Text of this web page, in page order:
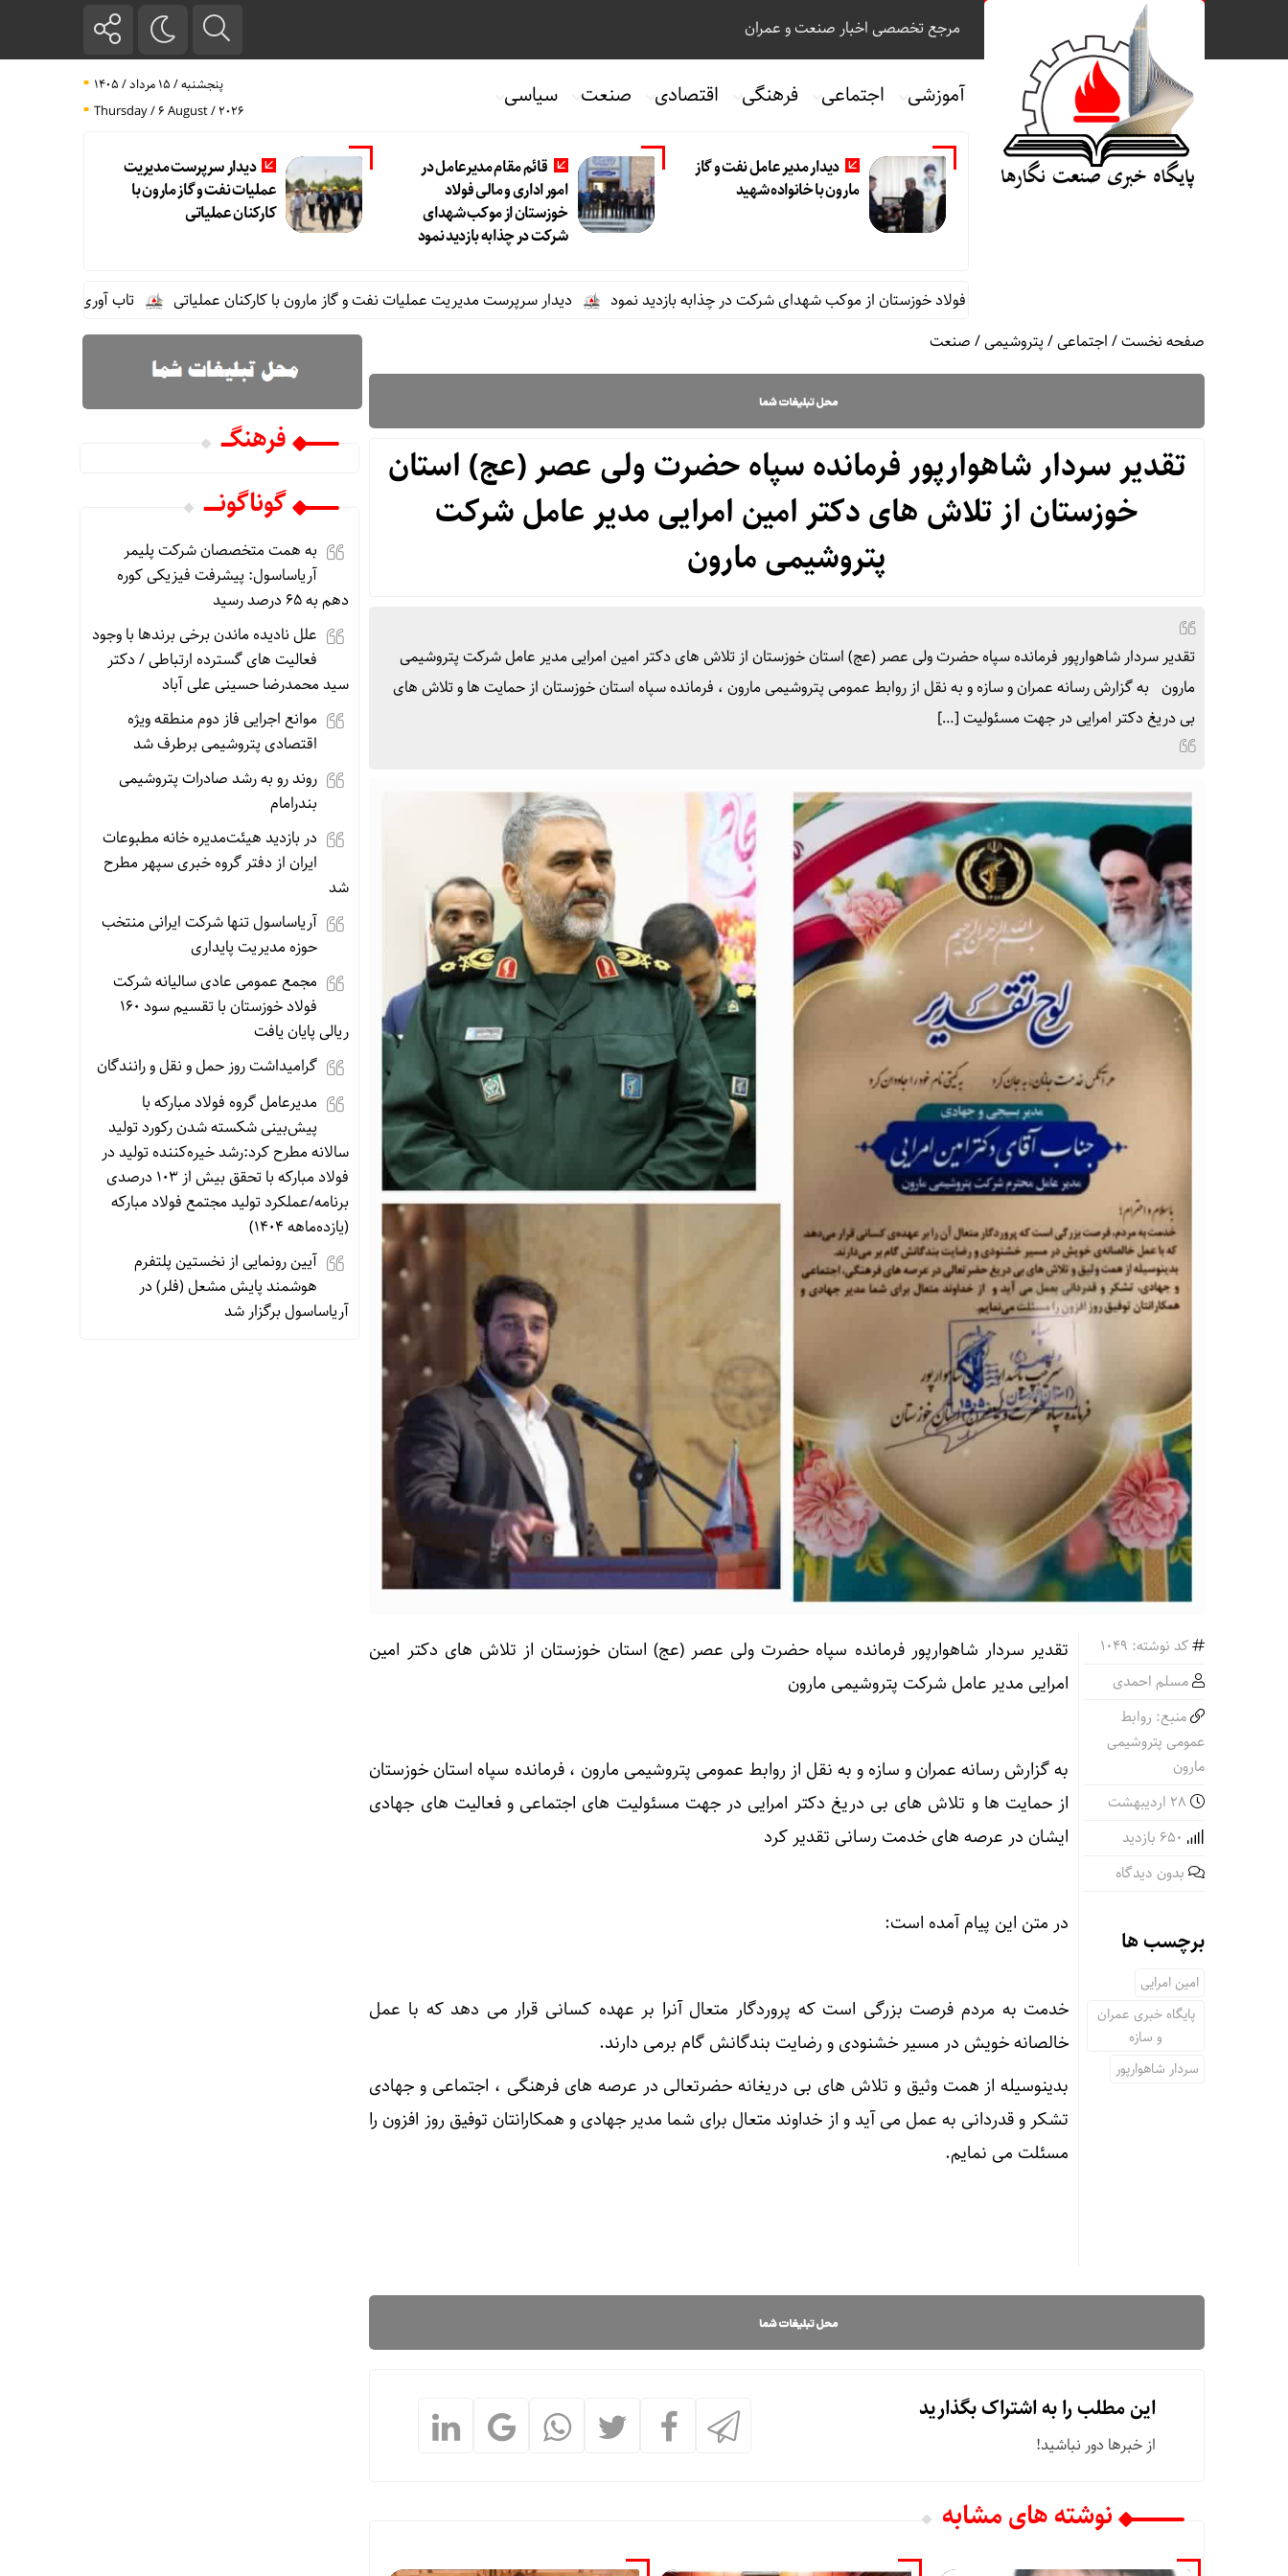
مرجع تخصصی اخبار صنعت و عمران
آموزشی اجتماعی فرهنگی اقتصادی صنعت سیاسی
پنجشنبه / ۱۵ مرداد / ۱۴۰۵
Thursday / 6 August / 2026
دیدار مدیر عامل نفت و گاز
مارون با خانواده شهید
قائم مقام مدیرعامل در
امور اداری و مالی فولاد
خوزستان از موکب شهدای
شرکت در چذابه بازدید نمود
دیدار سرپرست مدیریت
عملیات نفت و گاز مارون با
کارکنان عملیاتی
قائم مقام مدیرعامل در امور اداری و مالی فولاد خوزستان از موکب شهدای شرکت در چذابه بازدید نمود دیدار سرپرست مدیریت عملیات نفت و گاز مارون با کارکنان عملیاتی
تاب آوری، وجه تمایز تازه
صفحه نخست/اجتماعی/پتروشیمی/صنعت
تقدیر سردار شاهوارپور فرمانده سپاه حضرت ولی عصر (عج) استان
خوزستان از تلاش های دکتر امین امرایی مدیر عامل شرکت
پتروشیمی مارون
تقدیر سردار شاهوارپور فرمانده سپاه حضرت ولی عصر (عج) استان خوزستان از تلاش های دکتر امین امرایی مدیر عامل شرکت پتروشیمی
مارون به گزارش رسانه عمران و سازه و به نقل از روابط عمومی پتروشیمی مارون ، فرمانده سپاه استان خوزستان از حمایت ها و تلاش های
بی دریغ دکتر امرایی در جهت مسئولیت […]
کد نوشته: 1049
مسلم احمدی
منبع: روابط
عمومی پتروشیمی
مارون
بدون دیدگاه
برچسب ها
امین امرایی
پایگاه خبری عمران
و سازه
سردار شاهوارپور
تقدیر سردار شاهوارپور فرمانده سپاه حضرت ولی عصر (عج) استان خوزستان از تلاش های دکتر امین
امرایی مدیر عامل شرکت پتروشیمی مارون
به گزارش رسانه عمران و سازه و به نقل از روابط عمومی پتروشیمی مارون ، فرمانده سپاه استان خوزستان
از حمایت ها و تلاش های بی دریغ دکتر امرایی در جهت مسئولیت های اجتماعی و فعالیت های جهادی
ایشان در عرصه های خدمت رسانی تقدیر کرد
در متن این پیام آمده است:
خدمت به مردم فرصت بزرگی است که پروردگار متعال آنرا بر عهده کسانی قرار می دهد که با عمل
خالصانه خویش در مسیر خشنودی و رضایت بندگانش گام برمی دارند.
بدینوسیله از همت وثیق و تلاش های بی دریغانه حضرتعالی در عرصه های فرهنگی ، اجتماعی و جهادی
تشکر و قدردانی به عمل می آید و از خداوند متعال برای شما مدیر جهادی و همکارانتان توفیق روز افزون را
مسئلت می نمایم.
این مطلب را به اشتراک بگذارید
از خبرها دور نباشید!
نوشته های مشابه
فرهنگـــ
گوناگونـــــ
به همت متخصصان شرکت پلیمر
آریاساسول: پیشرفت فیزیکی کوره
دهم به ۶۵ درصد رسید
علل نادیده ماندن برخی برندها با وجود
فعالیت های گسترده ارتباطی / دکتر
سید محمدرضا حسینی علی آباد
موانع اجرایی فاز دوم منطقه ویژه
اقتصادی پتروشیمی برطرف شد
روند رو به رشد صادرات پتروشیمی
بندرامام
در بازدید هیئت‌مدیره خانه مطبوعات
ایران از دفتر گروه خبری سپهر مطرح
شد
آریاساسول تنها شرکت ایرانی منتخب
حوزه مدیریت پایداری
مجمع عمومی عادی سالیانه شرکت
فولاد خوزستان با تقسیم سود ۱۶۰
ریالی پایان یافت
گرامیداشت روز حمل و نقل و رانندگان
مدیرعامل گروه فولاد مبارکه با
پیش‌بینی شکسته شدن رکورد تولید
سالانه مطرح کرد:رشد خیره‌کننده تولید در
فولاد مبارکه با تحقق بیش از ۱۰۳ درصدی
برنامه‌/عملکرد تولید مجتمع فولاد مبارکه
(یازده‌ماهه ۱۴۰۴)
آیین رونمایی از نخستین پلتفرم
هوشمند پایش مشعل (فلر) در
آریاساسول برگزار شد